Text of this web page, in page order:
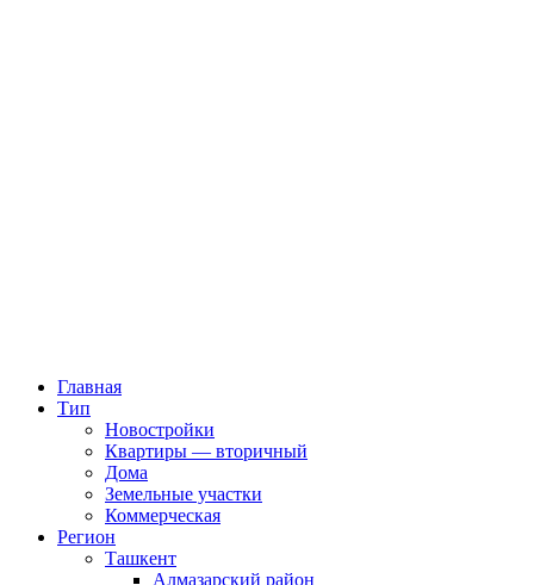
Главная
Тип
Новостройки
Квартиры — вторичный
Дома
Земельные участки
Коммерческая
Регион
Ташкент
Алмазарский район